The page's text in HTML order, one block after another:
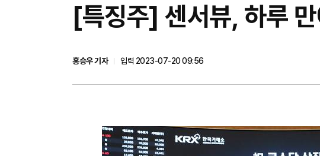
[특징주] 센서뷰, 하루
홍승우 기자
입력 2023-07-20 09:56